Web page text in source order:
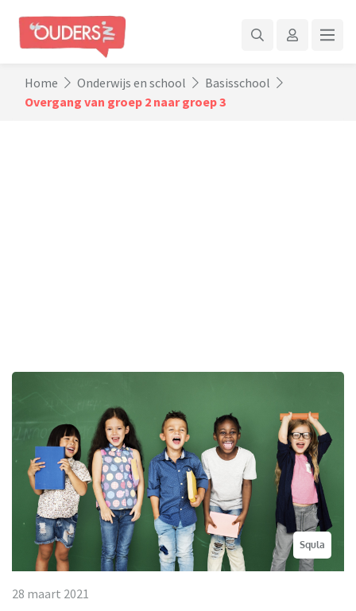
Home Onderwijs en school
Basisschool
Overgang van groep 2 naar groep 3
Squla
28 maart 2021